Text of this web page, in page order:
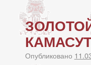
Опубликовано